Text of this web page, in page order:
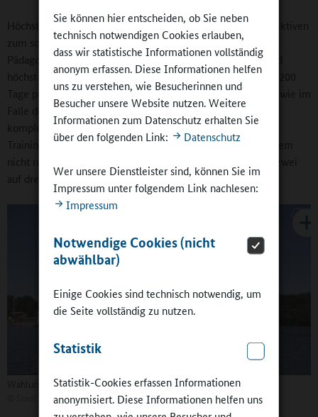
Sie können hier entscheiden, ob Sie neben
technisch notwendigen Cookies erlauben,
dass wir statistische Informationen vollständig
anonym erfassen. Diese Informationen helfen
uns zu verstehen, wie Besucherinnen und
Besucher unsere Website nutzen. Weitere
Informationen zum Datenschutz erhalten Sie
über den folgenden Link:
Datenschutz
Wer unsere Dienstleister sind, können Sie im
Impressum unter folgendem Link nachlesen:
Impressum
Notwendige Cookies (nicht
abwählbar)
Einige Cookies sind technisch notwendig, um
die Seite vollständig zu nutzen.
Statistik
Statistik-Cookies erfassen Informationen
anonymisiert. Diese Informationen helfen uns
Höchst individuell werden darüber hinaus Treffen mit den Aktiven
zum sogenannten „Einzel-Nachführunterricht“ durch
Pädagoginnen und Pädagogen verabredet. „Das ist nötig und
höchst effektiv, denn es gibt Athletinnen und Athleten, die 200
Tage pro Jahr für ihren Sport weltweit unterwegs sind, oder wie im
Falle der Schwimmerinnen und Schwimmern nahezu den
kompletten Dezember unterwegs sind, etwa weil sie im
Trainingslager in Südafrika weilen. Weil das mitunter trotzdem
nicht reicht, kann die Oberstufenzeit für diese Gruppe von zwei
auf drei Jahre gestreckt werden.
Wahlunterricht Segeln beim Yachtclub Noris auf dem Dutzendteich
Stadt Nürnberg | Bertolt-Brecht-Schule